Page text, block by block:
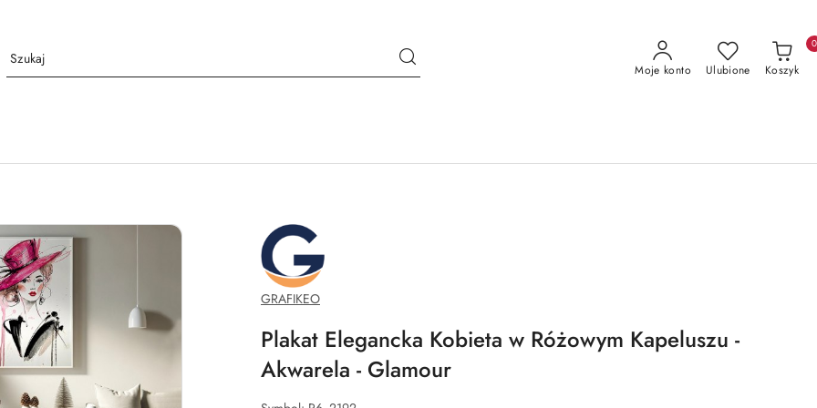
Moje konto Ulubione Koszyk
0
GRAFIKEO.PL
GRAFIKEO
Plakat Elegancka Kobieta w Różowym Kapeluszu -
Akwarela - Glamour